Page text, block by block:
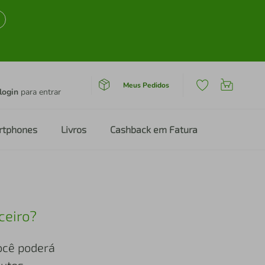
login para entrar
Meus Pedidos
Livros Cashback em Fatura
poderá